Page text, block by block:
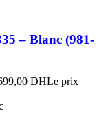
– Blanc (981-
DHLe prix